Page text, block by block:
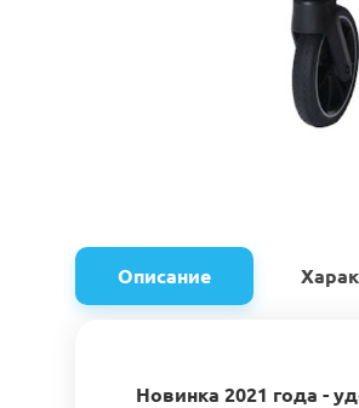
Описание
Новинка 2021 года -